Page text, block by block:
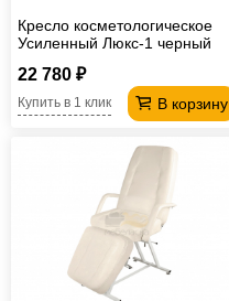
Кресло косметологическое
Усиленный Люкс-1 черный
22 780 ₽
В корзину
Купить в 1 клик